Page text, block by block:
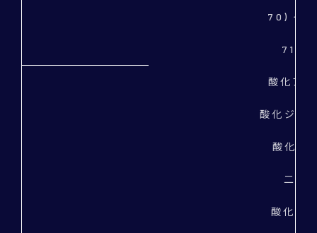
70) イ
71)
酸化ア
酸化ジル
酸化マ
二酸
酸化セ